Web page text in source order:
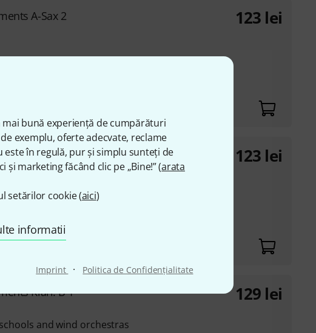
bună experiență de cumpărături
exemplu, oferte adecvate, reclame
în regulă, pur și simplu sunteți de
marketing făcând clic pe „Bine!” (arata
setărilor cookie (aici)
informatii
Imprint · Politica de Confidenţialitate
A-Sax 2 123 lei
Bariton 1
publisher's no. 0571-00-404
123 lei
Klari. B 1
and wind orchestras
129 lei